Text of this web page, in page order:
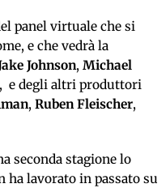
panel virtuale che si
e che vedrà la
Johnson, Michael
e degli altri produttori
, Ruben Fleischer,
seconda stagione lo
ha lavorato in passato su